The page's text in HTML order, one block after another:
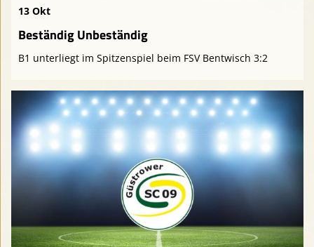
13 Okt
Beständig Unbeständig
B1 unterliegt im Spitzenspiel beim FSV Bentwisch 3:2